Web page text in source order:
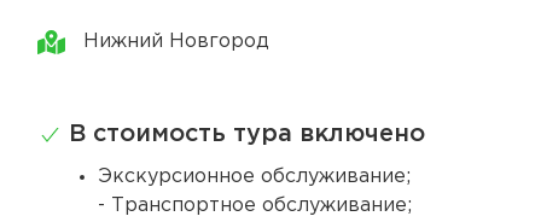
Нижний Новгород
В стоимость тура включено
Экскурсионное обслуживание;
- Транспортное обслуживание;